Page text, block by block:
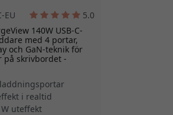
EU
5.0
140W USB-C-
med 4 portar,
och GaN-teknik för
på skrivbordet -
laddningsportar
i realtid
uteffekt